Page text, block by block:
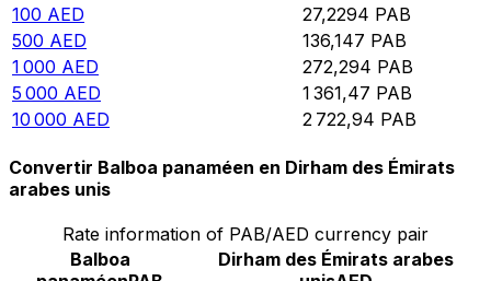
100 AED 27,2294 PAB
500 AED 136,147 PAB
1 000 AED 272,294 PAB
5 000 AED 1 361,47 PAB
10 000 AED 2 722,94 PAB
Convertir Balboa panaméen en Dirham des Émirats
arabes unis
Rate information of PAB/AED currency pair
Balboa
Dirham des Émirats arabes